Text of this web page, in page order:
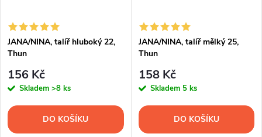
JANA/NINA, talíř hluboký 22,
Thun
156 Kč
Skladem >8 ks
DO KOŠÍKU
JANA/NINA, talíř mělký 25,
Thun
158 Kč
Skladem 5 ks
DO KOŠÍKU